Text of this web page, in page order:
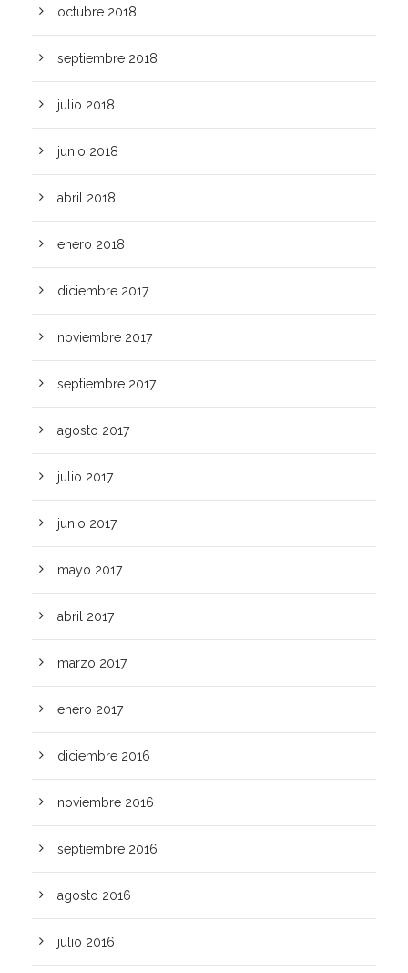
octubre 2018
septiembre 2018
julio 2018
junio 2018
abril 2018
enero 2018
diciembre 2017
noviembre 2017
septiembre 2017
agosto 2017
julio 2017
junio 2017
mayo 2017
abril 2017
marzo 2017
enero 2017
diciembre 2016
noviembre 2016
septiembre 2016
agosto 2016
julio 2016